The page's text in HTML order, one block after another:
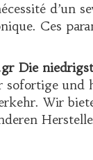
d’un
Ces
Die
und
Wir